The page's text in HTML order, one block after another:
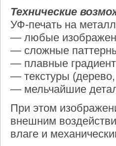
Технические
УФ-печать на
— любые
— сложные
— плавные
— текстуры
— мельчайшие
При этом
внешним
влаге и